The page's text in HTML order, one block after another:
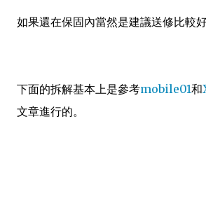
如果還在保固內當然是建議送修比較
下面的拆解基本上是參考mobile01和
文章進行的。